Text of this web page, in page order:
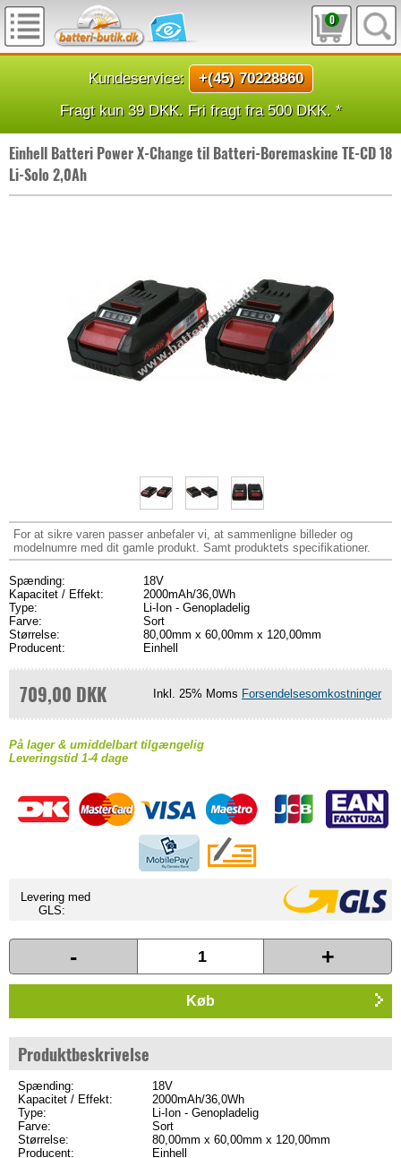
0
Kundeservice:
+(45) 70228860
Fragt kun 39 DKK. Fri fragt fra 500 DKK. *
Einhell Batteri Power X-Change til Batteri-Boremaskine TE-CD 18
Li-Solo 2,0Ah
For at sikre varen passer anbefaler vi, at sammenligne billeder og
modelnumre med dit gamle produkt. Samt produktets specifikationer.
Spænding:
18V
Kapacitet / Effekt:
2000mAh/36,0Wh
Type:
Li-Ion - Genopladelig
Farve:
Sort
Størrelse:
80,00mm x 60,00mm x 120,00mm
Producent:
Einhell
709,00 DKK Inkl. 25% Moms Forsendelsesomkostninger
På lager & umiddelbart tilgængelig
Leveringstid 1-4 dage
Levering med
GLS:
- +
Køb
Produktbeskrivelse
Spænding:
18V
Kapacitet / Effekt:
2000mAh/36,0Wh
Type:
Li-Ion - Genopladelig
Farve:
Sort
Størrelse:
80,00mm x 60,00mm x 120,00mm
Producent:
Einhell